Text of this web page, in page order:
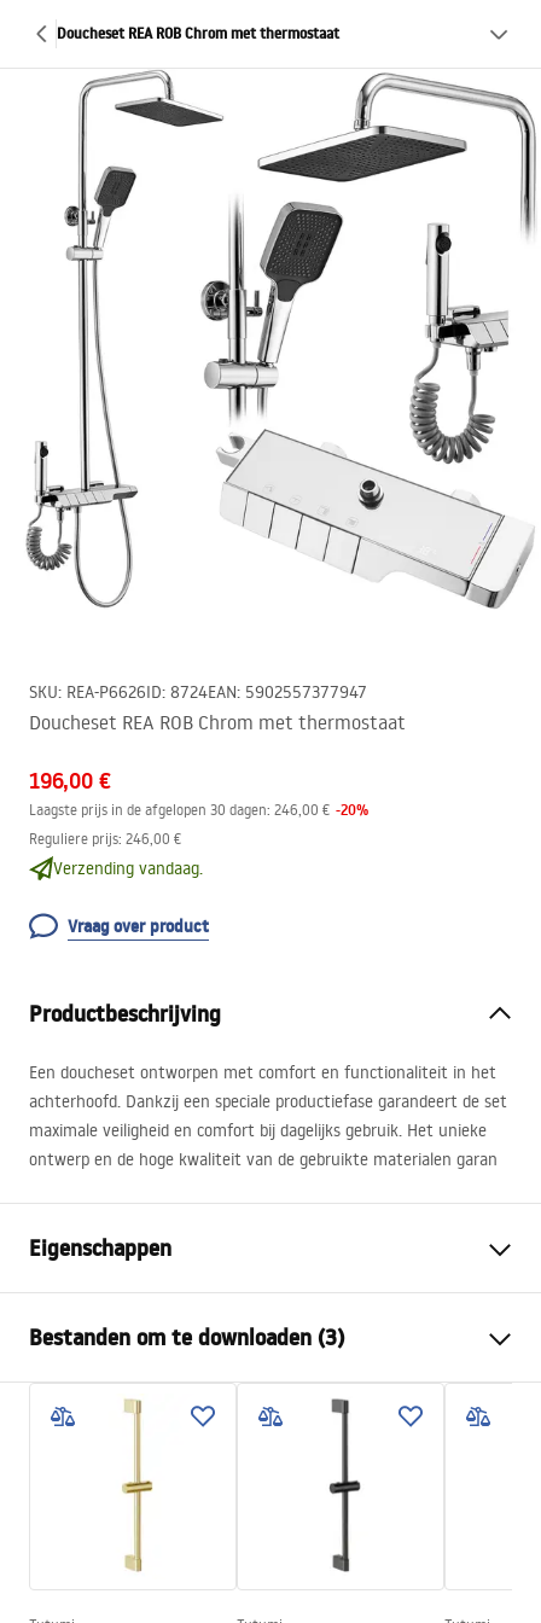
Doucheset REA ROB Chrom met thermostaat
SKU: REA-P6626ID: 8724EAN: 5902557377947
Doucheset REA ROB Chrom met thermostaat
196,00 €
Laagste prijs in de afgelopen 30 dagen: 246,00 € -20%
Reguliere prijs: 246,00 €
Verzending vandaag.
Vraag over product
Productbeschrijving
Een doucheset ontworpen met comfort en functionaliteit in het
achterhoofd. Dankzij een speciale productiefase garandeert de set
maximale veiligheid en comfort bij dagelijks gebruik. Het unieke
ontwerp en de hoge kwaliteit van de gebruikte materialen garan
Eigenschappen
Materiaal
Messing, ABS
Kraan type
Thermostatisch
Montagewijze
Oppervlak
Bestanden om te downloaden (3)
Veiligheidsinformatie
Warranty_Terms_and_Conditions_Faucets_-_5.pdf